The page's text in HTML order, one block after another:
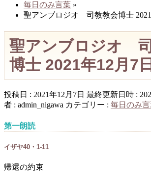
毎日のみ言葉 »
聖アンブロジオ 司教教会博士 2021
聖アンブロジオ
博士 2021年12月7日
投稿日 : 2021年12月7日 最終更新日時 :
者 : admin_nigawa カテゴリー : 毎日のみ
第一朗読
イザヤ40・1-11
帰還の約束